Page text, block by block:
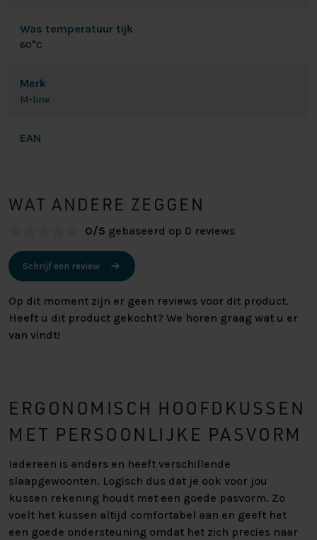
Was temperatuur tijk
60°C
Merk
M-line
EAN
WAT ANDERE ZEGGEN
0/5 gebaseerd op 0 reviews
Schrijf een review
Op dit moment zijn er geen reviews voor dit product.
Heeft u dit product gekocht? We horen graag wat u er
van vindt!
ERGONOMISCH HOOFDKUSSEN
MET PERSOONLIJKE PASVORM
Iedereen is anders en heeft verschillende
slaapgewoonten. Logisch dus dat je ook voor jou
kussen rekening houdt met een goede pasvorm. Zo
voelt het kussen altijd comfortabel aan en geeft het
een goede ondersteuning omdat het zich precies naar